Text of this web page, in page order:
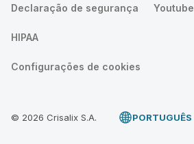
Declaração de segurança
HIPAA
Configurações de cookies
Youtube
© 2026 Crisalix S.A. PORTUGUÊS